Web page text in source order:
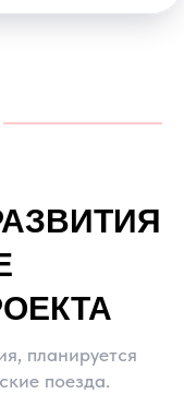
планируется
поезда.